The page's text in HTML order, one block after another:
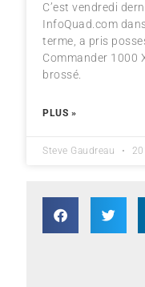
C’est vendredi
InfoQuad.com
terme, a pris
Commander 1000
brossé.
PLUS »
Steve Gaudreau